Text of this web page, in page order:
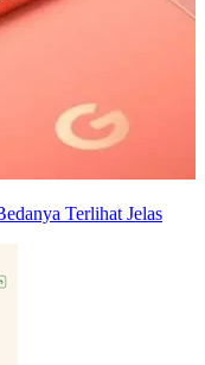
Terlihat Jelas